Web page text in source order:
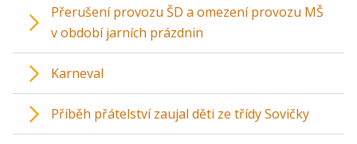
Přerušení provozu ŠD a omezení provozu MŠ
v období jarních prázdnin
Karneval
Příběh přátelství zaujal děti ze třídy Sovičky